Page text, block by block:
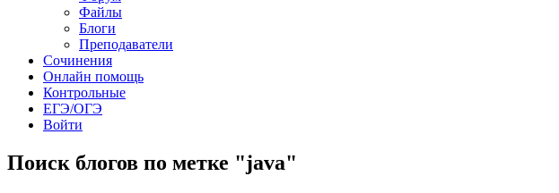
Файлы
Блоги
Преподаватели
Сочинения
Онлайн помощь
Контрольные
ЕГЭ/ОГЭ
Войти
Поиск блогов по метке "java"